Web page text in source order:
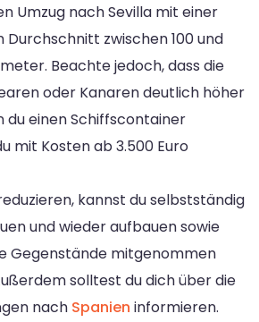
Umzug nach Sevilla mit einer
Durchschnitt zwischen 100 und
Beachte jedoch, dass die
oder Kanaren deutlich höher
du einen Schiffscontainer
mit Kosten ab 3.500 Euro
kannst du selbstständig
und wieder aufbauen sowie
Gegenstände mitgenommen
solltest du dich über die
nach Spanien informieren.